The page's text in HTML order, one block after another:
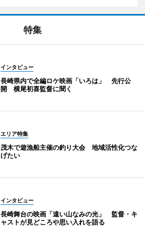
特集
インタビュー
長崎県内で全編ロケ映画「いろは」 先行公
開 横尾初喜監督に聞く
エリア特集
茂木で遊漁船主催の釣り大会 地域活性化つな
げたい
インタビュー
長崎舞台の映画「遠い山なみの光」 監督・キ
ャストが見どころや思い入れを語る